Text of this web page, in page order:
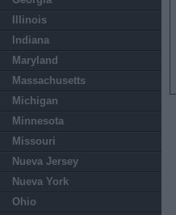
Illinois
Indiana
Maryland
Massachusetts
Michigan
Minnesota
Missouri
Nueva Jersey
Nueva York
Ohio